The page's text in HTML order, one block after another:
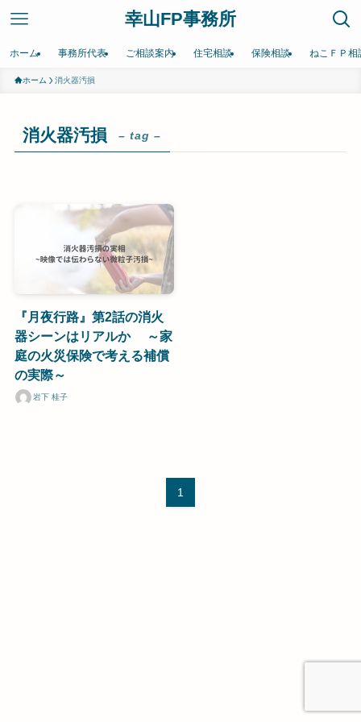
幸山FP事務所
ホーム 事務所代表 ご相談案内 住宅相談 保険相談 ねこＦＰ相
ホーム 消火器汚損
消火器汚損 – tag –
『月夜行路』第2話の消火
器シーンはリアルか ～家
庭の火災保険で考える補償
の実際～
岩下 桂子
1